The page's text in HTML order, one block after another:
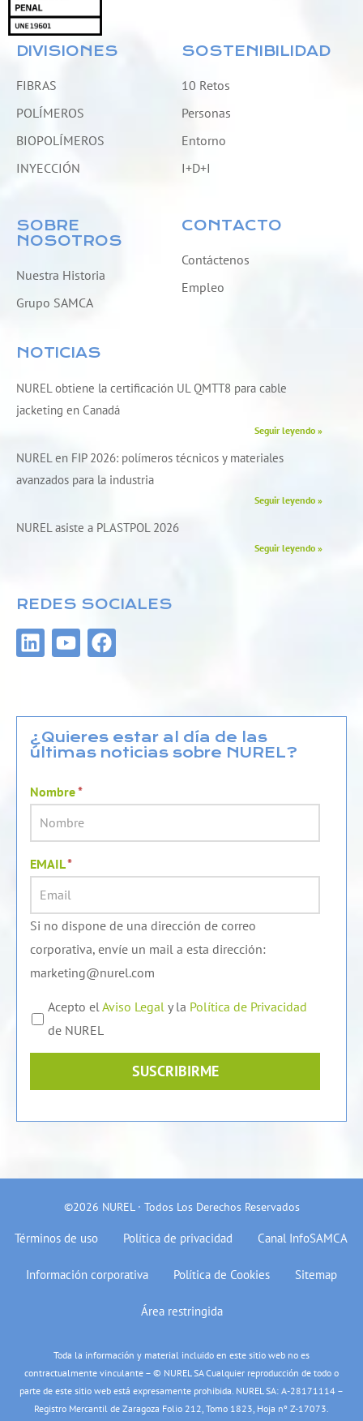
DIVISIONES
FIBRAS
POLÍMEROS
BIOPOLÍMEROS
INYECCIÓN
SOBRE
NOSOTROS
Nuestra Historia
Grupo SAMCA
SOSTENIBILIDAD
10 Retos
Personas
Entorno
I+D+I
CONTACTO
Contáctenos
Empleo
NOTICIAS
NUREL obtiene la certificación UL QMTT8 para cable
jacketing en Canadá
Seguir leyendo »
NUREL en FIP 2026: polímeros técnicos y materiales
avanzados para la industria
Seguir leyendo »
NUREL asiste a PLASTPOL 2026
Seguir leyendo »
REDES SOCIALES
L
i
e
d
i
Y
o
u
b
e
F
a
b
o
o
¿Quieres estar al día de las
últimas noticias sobre NUREL?
Nombre*
EMAIL*
Si no dispone de una dirección de correo
corporativa, envíe un mail a esta dirección:
marketing@nurel.com
Acepto el Aviso Legal y la Política de Privacidad
de NUREL
SUSCRIBIRME
©2026 NUREL · Todos Los Derechos Reservados
Términos de uso Política de privacidad Canal InfoSAMCA
Información corporativa Política de Cookies Sitemap
Área restringida
Toda la información y material incluido en este sitio web no es
contractualmente vinculante – © NUREL SA Cualquier reproducción de todo o
parte de este sitio web está expresamente prohibida. NUREL SA: A-28171114 –
Registro Mercantil de Zaragoza Folio 212, Tomo 1823, Hoja nº Z-17073.